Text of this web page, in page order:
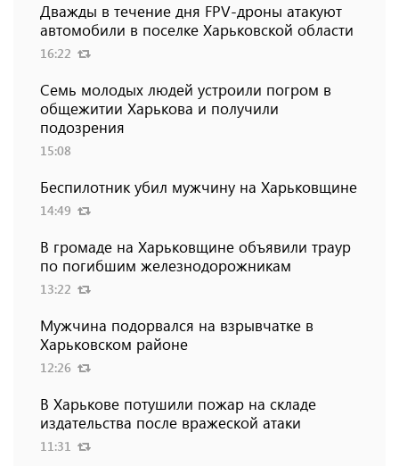
Дважды в течение дня FPV-дроны атакуют
автомобили в поселке Харьковской области
16:22
Семь молодых людей устроили погром в
общежитии Харькова и получили
подозрения
15:08
Беспилотник убил мужчину на Харьковщине
14:49
В громаде на Харьковщине объявили траур
по погибшим железнодорожникам
13:22
Мужчина подорвался на взрывчатке в
Харьковском районе
12:26
В Харькове потушили пожар на складе
издательства после вражеской атаки
11:31